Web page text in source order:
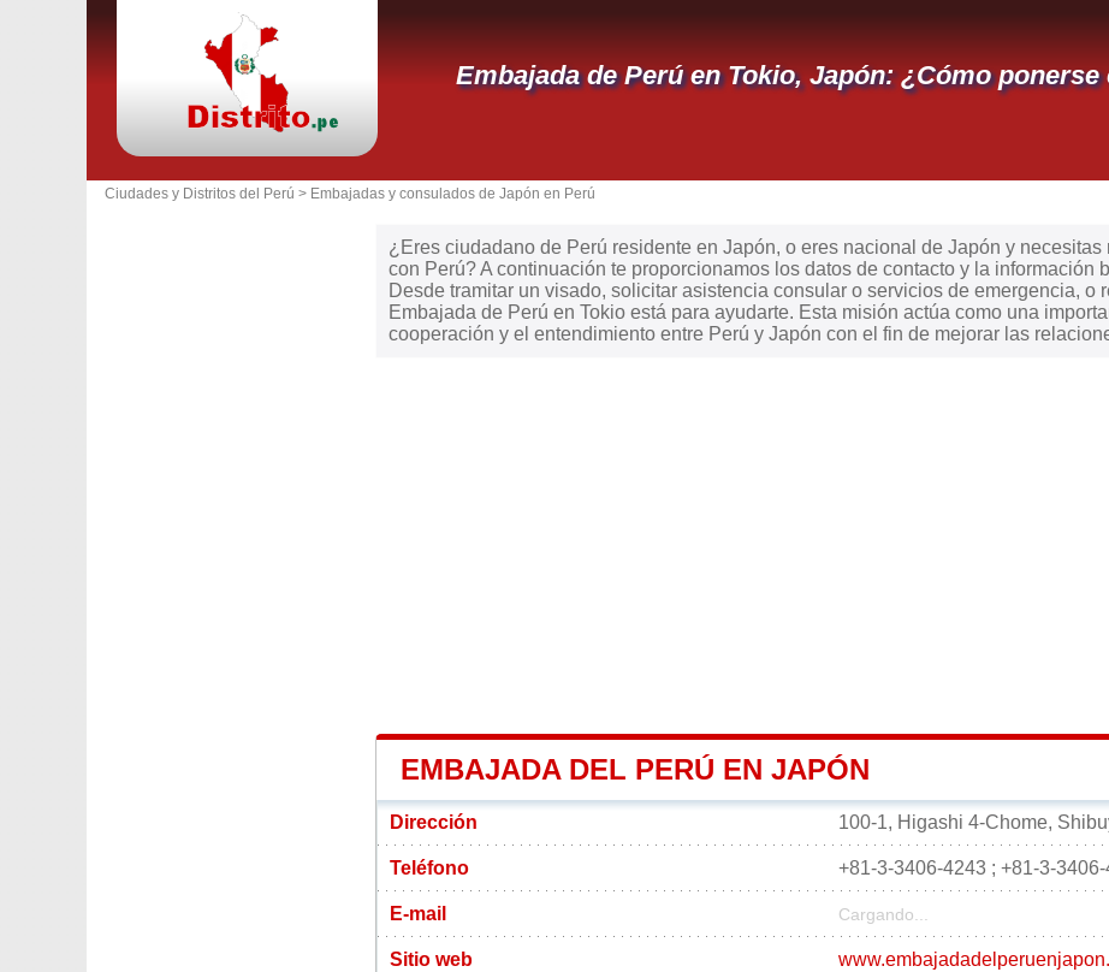
Embajada de Perú en Tokio, Japón: ¿Cómo
Ciudades y Distritos del Perú > Embajadas y consulados de Japón en Perú
¿Eres ciudadano de Perú residente en Japón, o eres nacional de Japón y
con Perú? A continuación te proporcionamos los datos de contacto y la información
Desde tramitar un visado, solicitar asistencia consular o servicios de emergencia, o
Embajada de Perú en Tokio está para ayudarte. Esta misión actúa como una
cooperación y el entendimiento entre Perú y Japón con el fin de mejorar las
EMBAJADA DEL PERÚ EN JAPÓN
Dirección 100-1, Higashi 4-Chome,
Teléfono +81-3-3406-4243 ; +81-3-
E-mail Cargando...
Sitio web